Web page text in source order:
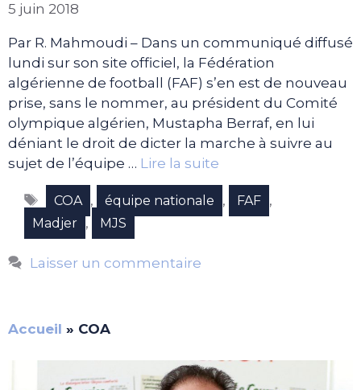
5 juin 2018
Par R. Mahmoudi – Dans un communiqué diffusé
lundi sur son site officiel, la Fédération
algérienne de football (FAF) s’en est de nouveau
prise, sans le nommer, au président du Comité
olympique algérien, Mustapha Berraf, en lui
déniant le droit de dicter la marche à suivre au
sujet de l’équipe … Lire la suite
Étiquettes
COA , équipe nationale , FAF ,
Madjer , MJS
Laisser un commentaire
Accueil » COA